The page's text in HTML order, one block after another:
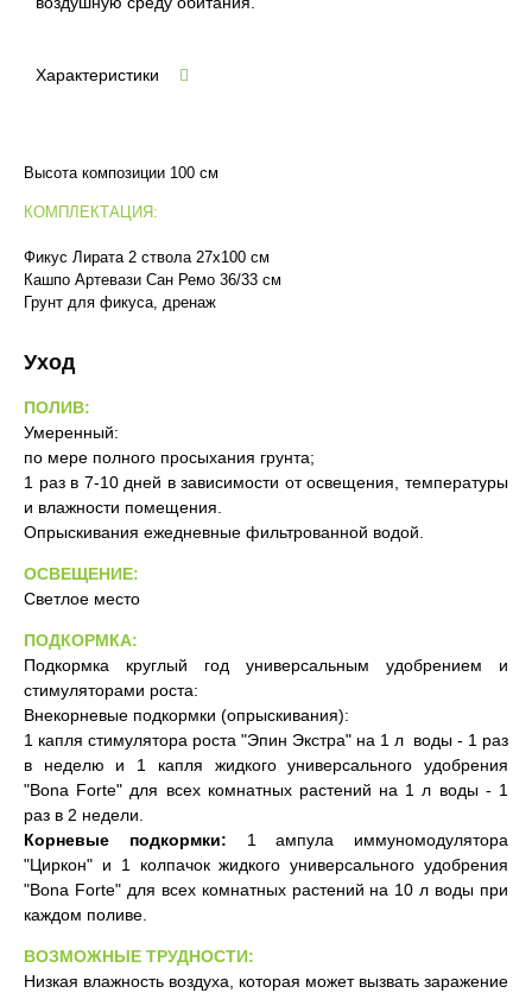
Характеристики
Высота композиции 100 см
КОМПЛЕКТАЦИЯ:
Фикус Лирата 2 ствола 27х100 см
Кашпо Артевази Сан Ремо 36/33 см
Грунт для фикуса, дренаж
Уход
ПОЛИВ:
Умеренный:
по мере полного просыхания грунта;
1 раз в 7-10 дней в зависимости от освещения, температуры
и влажности помещения.
Опрыскивания ежедневные фильтрованной водой.
ОСВЕЩЕНИЕ:
Светлое место
ПОДКОРМКА:
Подкормка круглый год универсальным удобрением и
стимуляторами роста:
Внекорневые подкормки (опрыскивания):
1 капля стимулятора роста "Эпин Экстра" на 1 л воды - 1 раз
в неделю и 1 капля жидкого универсального удобрения
"Bona Forte" для всех комнатных растений на 1 л воды - 1
раз в 2 недели.
Корневые подкормки: 1 ампула иммуномодулятора
"Циркон" и 1 колпачок жидкого универсального удобрения
"Bona Forte" для всех комнатных растений на 10 л воды при
каждом поливе.
ВОЗМОЖНЫЕ ТРУДНОСТИ:
Низкая влажность воздуха, которая может вызвать заражение